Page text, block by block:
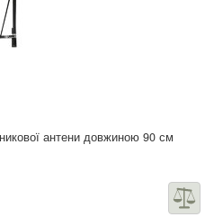
антени довжиною 90 см